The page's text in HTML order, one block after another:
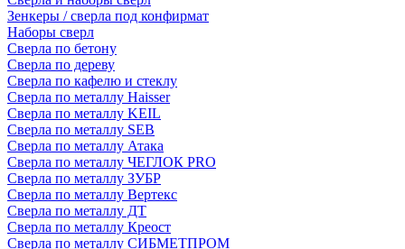
Зенкеры / сверла под конфирмат
Наборы сверл
Сверла по бетону
Сверла по дереву
Сверла по кафелю и стеклу
Сверла по металлу Haisser
Сверла по металлу KEIL
Сверла по металлу SEB
Сверла по металлу Атака
Сверла по металлу ЧЕГЛОК PRO
Сверла по металлу ЗУБР
Сверла по металлу Вертекс
Сверла по металлу ДТ
Сверла по металлу Креост
Сверла по металлу СИБМЕТПРОМ